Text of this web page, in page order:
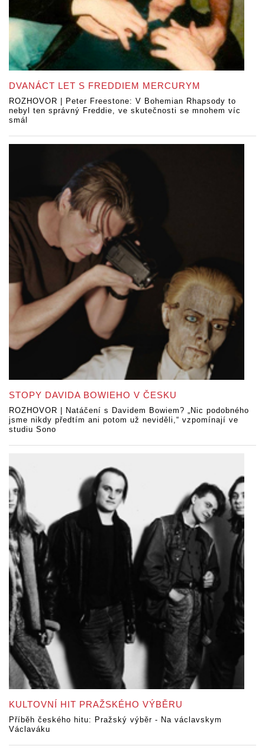
DVANÁCT LET S FREDDIEM MERCURYM
ROZHOVOR | Peter Freestone: V Bohemian Rhapsody to
nebyl ten správný Freddie, ve skutečnosti se mnohem víc
smál
STOPY DAVIDA BOWIEHO V ČESKU
ROZHOVOR | Natáčení s Davidem Bowiem? „Nic podobného
jsme nikdy předtím ani potom už neviděli,“ vzpomínají ve
studiu Sono
KULTOVNÍ HIT PRAŽSKÉHO VÝBĚRU
Příběh českého hitu: Pražský výběr - Na václavskym
Václaváku